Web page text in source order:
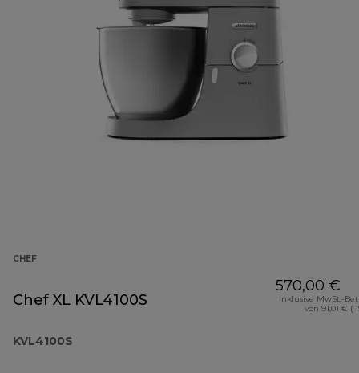
CHEF
Chef XL KVL4100S
KVL4100S
570,00 €
Inklusive MwSt.-
von 91,01 € (